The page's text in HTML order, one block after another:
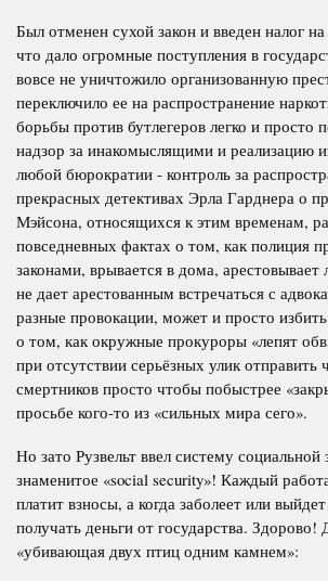
Был отменен сухой закон и введен налог
что дало огромные поступления в
вовсе не уничтожило организованную
переключило ее на распространение
борьбы против бутлегеров легко и просто
надзор за инакомыслящими и реализацию
любой бюрократии - контроль за
прекрасных детективах Эрла Гарднера о
Мэйсона, относящихся к этим временам,
повседневных фактах о том, как полиция
законами, врывается в дома, арестовывает
не дает арестованным встречаться с
разные провокации, может и просто
о том, как окружные прокуроры «лепят
при отсутствии серьёзных улик отправить
смертников просто чтобы побыстрее
просьбе кого-то из «сильных мира сего».
Но зато Рузвельт ввел систему
знаменитое «social security»! Каждый
платит взносы, а когда заболеет или
получать деньги от государства. Здорово!
«убивающая двух птиц одним камнем»: